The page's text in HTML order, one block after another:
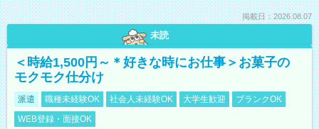
掲載日：2026.08.07
未読
＜時給1,500円～＊好きな時にお仕事＞お菓子の
モクモク仕分け
派遣 職種未経験OK 社会人未経験OK 大学生歓迎
ブランクOK
WEB登録・面接OK